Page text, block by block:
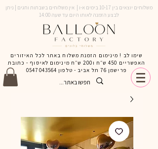
משלוחים יוצאים בין 10-17 בימים א-ו | אין משלוחים בשבתות וחגים | ניתן
לבצע הזמנה לאותו היום עד שעה 14:00
שימו לב ! מינימום הזמנת משלוח באתר לכל האיזורים
האפשריים 450 ש״ח ו200 ש״ח מינימום לאיסוף - כתובת
פרישמן 76 תל אביב - טלפון
0547043564